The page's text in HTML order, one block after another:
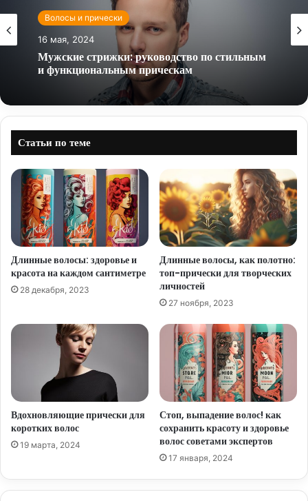
Волосы и прически
16 мая, 2024
Мужские стрижки: руководство по стильным
и функциональным прическам
Статьи по теме
Длинные волосы: здоровье и
красота на каждом сантиметре
28 декабря, 2023
Длинные волосы, как полотно:
топ-прически для творческих
личностей
27 ноября, 2023
Вдохновляющие прически для
коротких волос
19 марта, 2024
Стоп, выпадение волос! как
сохранить красоту и здоровье
волос советами экспертов
17 января, 2024